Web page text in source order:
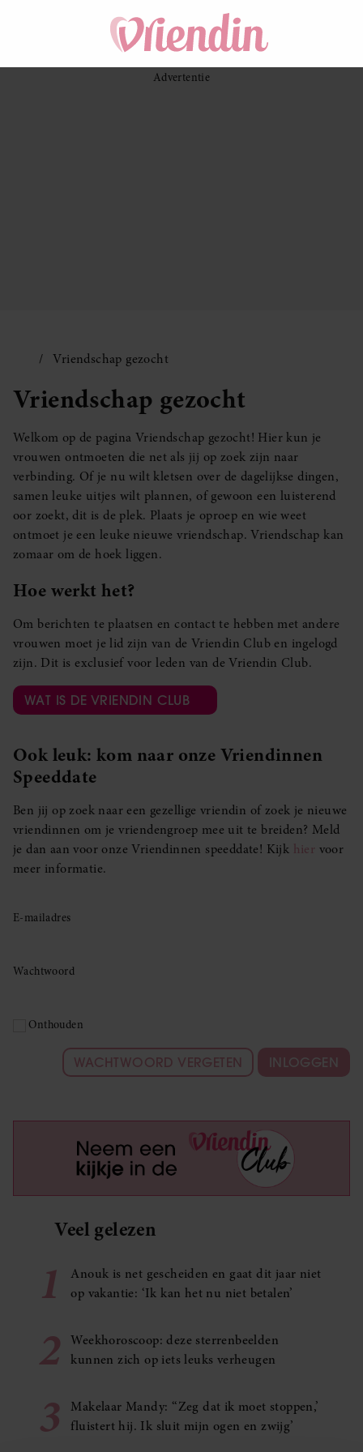
Vriendschap gezocht
Vriendschap gezocht
Welkom op de pagina Vriendschap gezocht! Hier kun je
vrouwen ontmoeten die net als jij op zoek zijn naar
verbinding. Of je nu wilt kletsen over de dagelijkse dingen,
samen leuke uitjes wilt plannen, of gewoon een luisterend
oor zoekt, dit is de plek. Plaats je oproep en wie weet
ontmoet je een leuke nieuwe vriendschap. Vriendschap kan
zomaar om de hoek liggen.
Hoe werkt het?
Om berichten te plaatsen en contact te hebben met andere
vrouwen moet je lid zijn van de Vriendin Club en ingelogd
zijn. Dit is exclusief voor leden van de Vriendin Club.
WAT IS DE VRIENDIN CLUB
Ook leuk: kom naar onze Vriendinnen
Speeddate
Ben jij op zoek naar een gezellige vriendin of zoek je nieuwe
vriendinnen om je vriendengroep mee uit te breiden? Meld
je dan aan voor onze Vriendinnen speeddate! Kijk hier voor
meer informatie.
E-mailadres
Wachtwoord
Onthouden
WACHTWOORD VERGETEN INLOGGEN
Veel gelezen
1
Anouk is net gescheiden en gaat dit jaar niet
op vakantie: ‘Ik kan het nu niet betalen’
2
Weekhoroscoop: deze sterrenbeelden
kunnen zich op iets leuks verheugen
3
Makelaar Mandy: ‘‘Zeg dat ik moet stoppen,’
fluistert hij. Ik sluit mijn ogen en zwijg’